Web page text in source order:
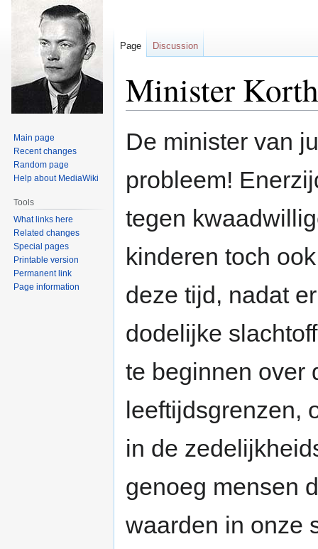
Minister
to
to
De minister van
probleem!
tegen
kinderen toch
deze tijd, nadat
dodelijke
te beginnen over
leeftijdsgrenzen,
in de
genoeg mensen
waarden in onze
Page Discussion
Main page
Recent changes
Random page
Help about MediaWiki
Tools
What links here
Related changes
Special pages
Printable version
Permanent link
Page information